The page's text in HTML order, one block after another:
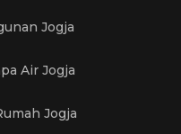
Jogja
Air Jogja
Jogja